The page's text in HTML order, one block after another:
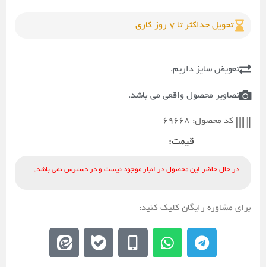
تحویل حداکثر تا 7 روز کاری
تعویض سایز داریم.
تصاویر محصول واقعی می باشد.
کد محصول: 69668
قیمت:
در حال حاضر این محصول در انبار موجود نیست و در دسترس نمی باشد.
برای مشاوره رایگان کلیک کنید:
T
e
W
h
M
o
E
b
E
e